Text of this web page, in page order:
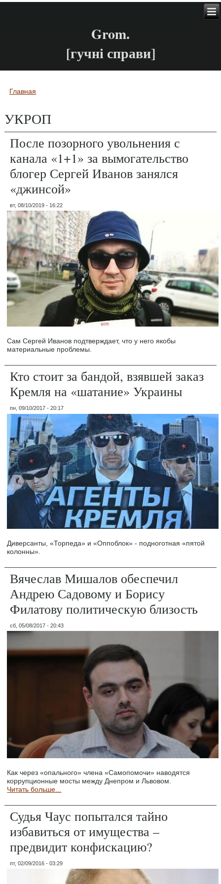
Grom.
[гучні справи]
Вы здесь
Главная
УКРОП
После позорного увольнения с
канала «1+1» за вымогательство
блогер Сергей Иванов занялся
«джинсой»
вт, 08/10/2019 - 16:22
Сам Сергей Иванов подтверждает, что у него якобы
материальные проблемы.
Кто стоит за бандой, взявшей заказ
Кремля на «шатание» Украины
пн, 09/10/2017 - 20:17
Диверсанты, «Торпеда» и «Оппоблок» - подноготная «пятой
колонны».
Вячеслав Мишалов обеспечил
Андрею Садовому и Борису
Филатову политическую близость
сб, 05/08/2017 - 20:43
Как через «опального» члена «Самопомочи» наводятся
коррупционные мосты между Днепром и Львовом.
Читать больше...
Судья Чаус попытался тайно
избавиться от имущества –
предвидит конфискацию?
пт, 02/09/2016 - 03:29